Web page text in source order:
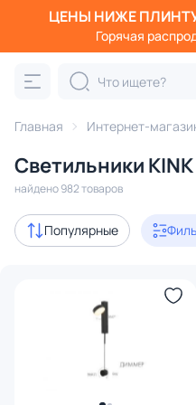
ЦЕНЫ НИЖЕ
Горячая
Главная Интернет-
Светильники
найдено 982 товаров
Популярные
Категория:
Люстры Подвесные
Акции 237
732